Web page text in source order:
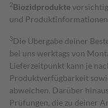
2Biozidprodukte
und Produktinformationen
3Die Übergabe deiner
bei uns werktags von
Lieferzeitpunkt kann je
Produktverfügbarkeit
abweichen. Darüber
Prüfungen, die zu deiner